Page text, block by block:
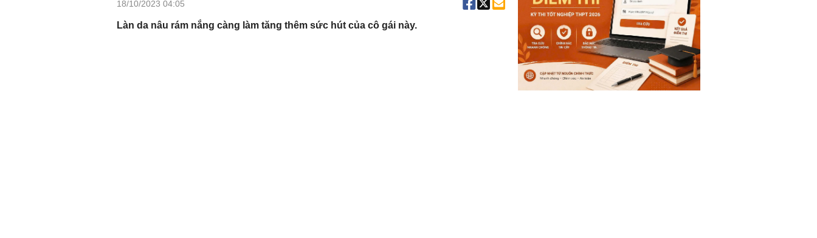
18/10/2023 04:05
Làn da nâu rám nắng càng làm tăng thêm sức hút của cô gái này.